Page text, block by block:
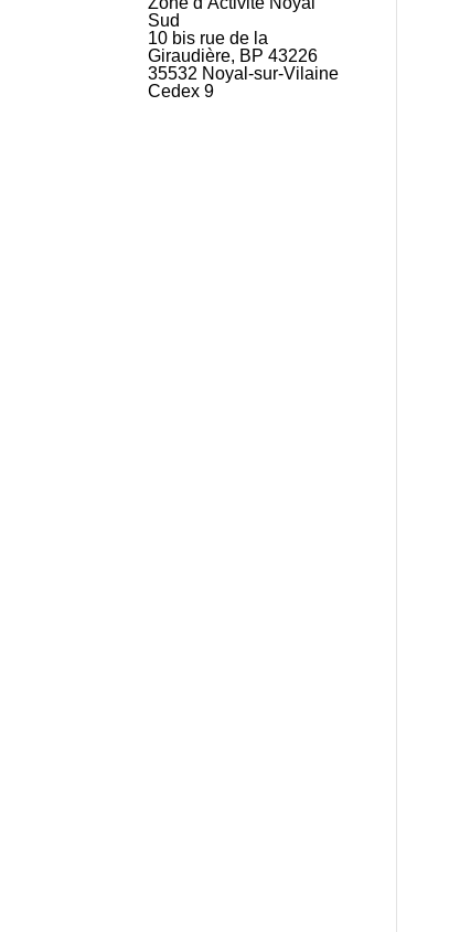
Sud
10 bis rue de la
Giraudière, BP 43226
35532 Noyal-sur-Vilaine
Cedex 9